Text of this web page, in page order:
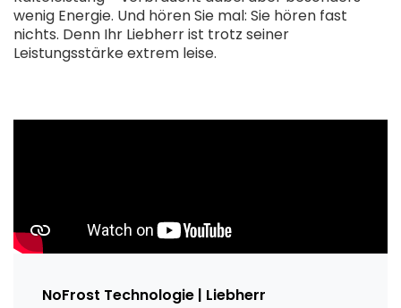
wenig Energie. Und hören Sie mal: Sie hören fast
nichts. Denn Ihr Liebherr ist trotz seiner
Leistungsstärke extrem leise.
NoFrost Technologie | Liebherr